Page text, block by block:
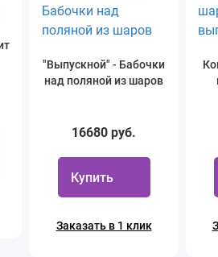
"Выпускной" - Бабочки
над поляной из шаров
16680 руб.
Купить
Заказать в 1 клик